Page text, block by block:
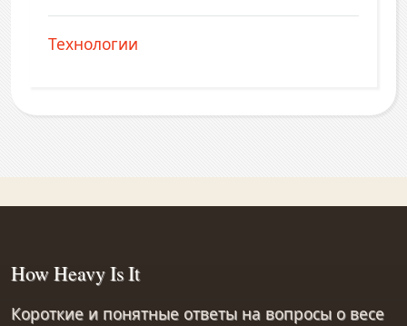
Технологии
How Heavy Is It
Короткие и понятные ответы на вопросы о весе